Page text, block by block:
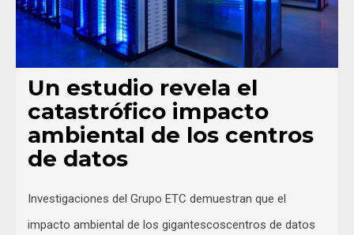
Un estudio revela el
catastrófico impacto
ambiental de los centros
de datos
Investigaciones del Grupo ETC demuestran que el
impacto ambiental de los gigantescoscentros de datos